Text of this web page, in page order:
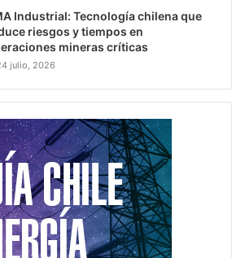
Industrial: Tecnología chilena que
riesgos y tiempos en
mineras críticas
julio, 2026